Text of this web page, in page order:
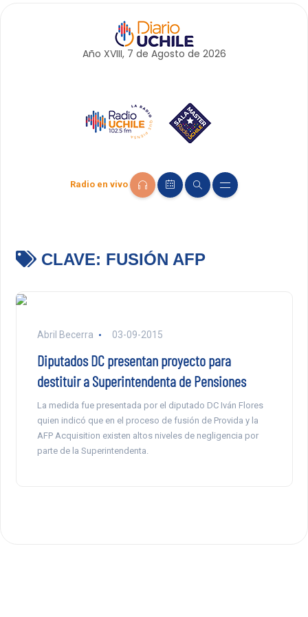
Año XVIII, 7 de Agosto de 2026
Radio en vivo
CLAVE: FUSIÓN AFP
Abril Becerra 03-09-2015
Diputados DC presentan proyecto para
destituir a Superintendenta de Pensiones
La medida fue presentada por el diputado DC Iván Flores
quien indicó que en el proceso de fusión de Provida y la
AFP Acquisition existen altos niveles de negligencia por
parte de la Superintendenta.